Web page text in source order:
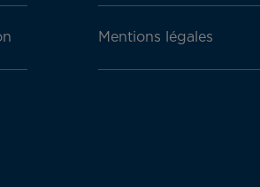
Mentions légales